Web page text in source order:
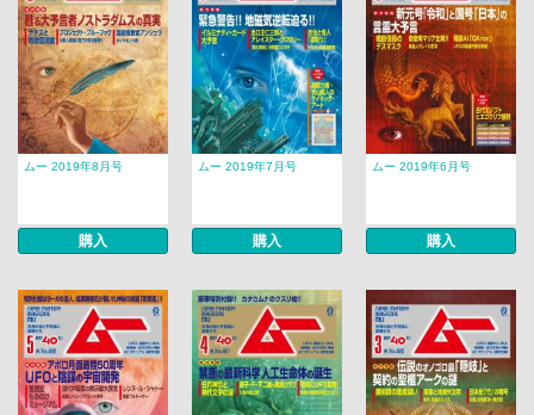
ムー 2019年8月号
購入
ムー 2019年7月号
購入
ムー 2019年6月号
購入